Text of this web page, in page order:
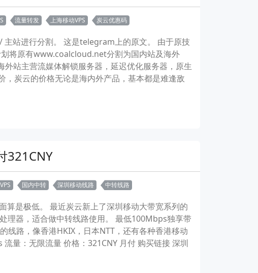
流量转发 上海移动VPS 炭云优惠码
站进行分割。 这是telegram上的原文。 由于原技
将原有www.coalcloud.net分割为国内站及海外
站主营流媒体解锁服务器，延迟优化服务器，原生
炭云的价格无论是海内外产品，基本都是难逢敌
321CNY
国内中转 深圳移动线路 中转线路
算是极低。 最近炭云新上了深圳移动大带宽系列的
理器，适合做中转线路使用。 最低100Mbps独享带
线路，像香港HKIX，日本NTT，还有各种香港移动
量：无限流量 价格：321CNY 月付 购买链接 深圳